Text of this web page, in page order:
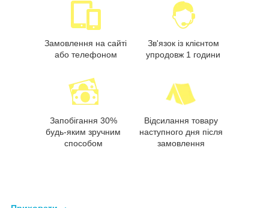
Замовлення на сайті
або телефоном
Зв'язок із клієнтом
упродовж 1 години
Запобігання 30%
будь-яким зручним
способом
Відсилання товару
наступного дня після
замовлення